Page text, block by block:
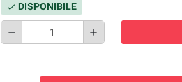
check DISPONIBILE
remove add